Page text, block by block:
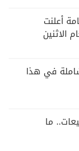
أعلنت
الاثنين
في هذا
ما